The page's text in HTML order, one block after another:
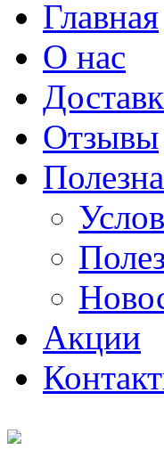
Главная
О нас
Отзывы
Акции